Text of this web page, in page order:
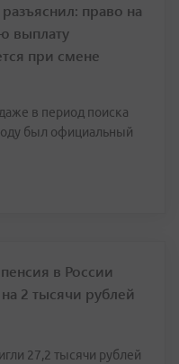
право на
выплату
при смене
в период поиска
был официальный
в России
2 тысячи рублей
27,2 тысячи рублей